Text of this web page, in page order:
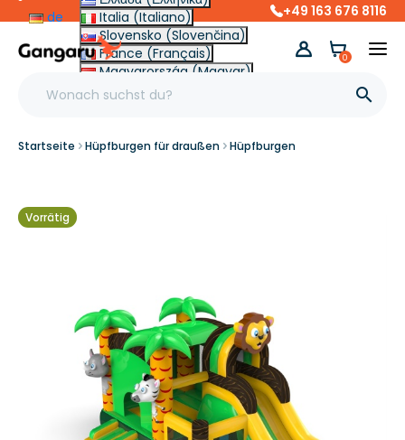
de
Italia (Italiano)
Slovensko (Slovenčina)
France (Français)
Magyarország (Magyar)
Other (English €)
+49 163 676 8116

0
Startseite Hüpfburgen für draußen Hüpfburgen
Vorrätig